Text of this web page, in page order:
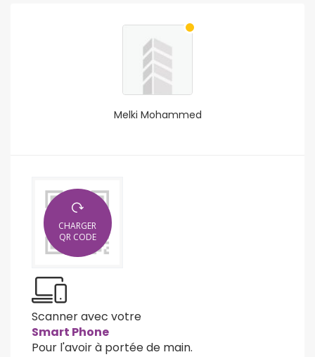
Melki Mohammed
CHARGER
QR CODE
Scanner avec votre
Smart Phone
Pour l'avoir à portée de main.